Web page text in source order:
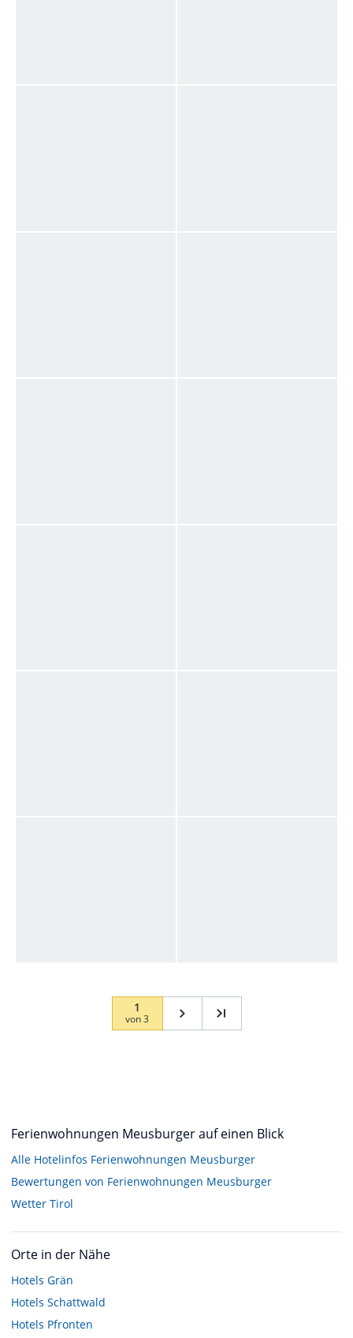
1
von3
Ferienwohnungen Meusburger auf einen Blick
Alle Hotelinfos Ferienwohnungen Meusburger
Bewertungen von Ferienwohnungen Meusburger
Wetter Tirol
Orte in der Nähe
Hotels Grän
Hotels Schattwald
Hotels Pfronten